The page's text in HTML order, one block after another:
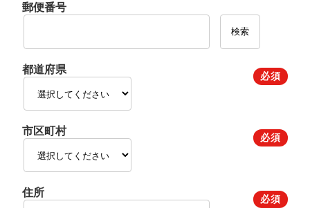
郵便番号
必須
都道府県
必須
市区町村
必須
住所